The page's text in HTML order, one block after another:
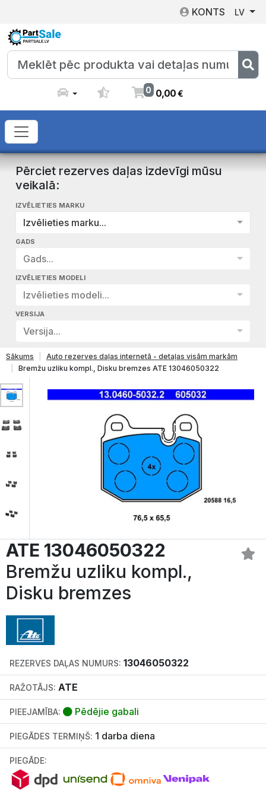
KONTS LV
0 0,00€
Pērciet rezerves daļas izdevīgi mūsu
veikalā:
IZVĒLIETIES MARKU
Izvēlieties marku...
GADS
Gads...
IZVĒLIETIES MODELI
Izvēlieties modeli...
VERSIJA
Versija...
Sākums
Auto rezerves daļas internetā - detaļas visām markām
Bremžu uzliku kompl., Disku bremzes ATE 13046050322
ATE 13046050322
Bremžu uzliku kompl.,
Disku bremzes
REZERVES DAĻAS NUMURS: 13046050322
RAŽOTĀJS: ATE
PIEEJAMĪBA: Pēdējie gabali
PIEGĀDES TERMIŅŠ: 1 darba diena
PIEGĀDE: